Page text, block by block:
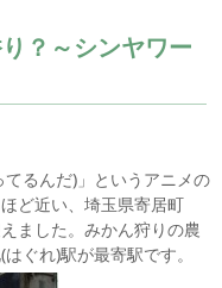
？～シンヤワー
てるんだ)」というアニメの
ど近い、埼玉県寄居町
ました。みかん狩りの農
ぐれ)駅が最寄駅です。